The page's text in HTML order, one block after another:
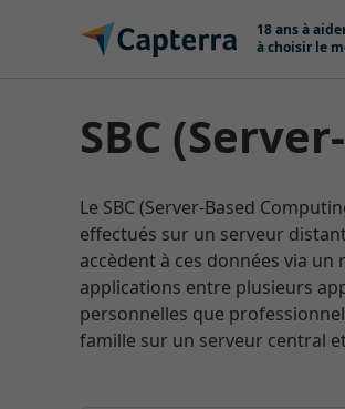
Passer au contenu
18 ans à
à choisir le
SBC
Le SBC (Server-Based
effectués sur un serveur
accèdent à ces données via
applications entre plusieurs
personnelles que
famille sur un serveur central